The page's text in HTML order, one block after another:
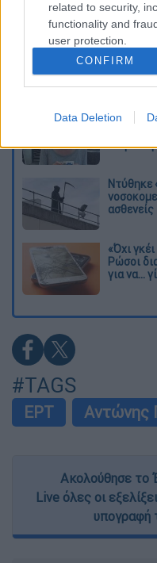
related to security,
functionality and
user protection.
CONFIRM
Data Deletion
Διαβάστε ακόμη
στο
Η πρώτη
στην
Ντύθηκε
ασθενείς
«Όχι
Ρώσοι
για να...
#TAGS
ΕΡΤ Αντώνης
Ακολούθησε το
Live όλες οι
υπογραφή